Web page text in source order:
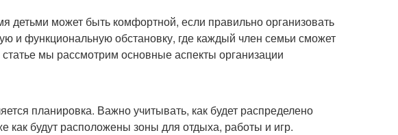
детьми может быть комфортной, если правильно организовать
и функциональную обстановку, где каждый член семьи сможет
мы рассмотрим основные аспекты организации
планировка. Важно учитывать, как будет распределено
как будут расположены зоны для отдыха, работы и игр.